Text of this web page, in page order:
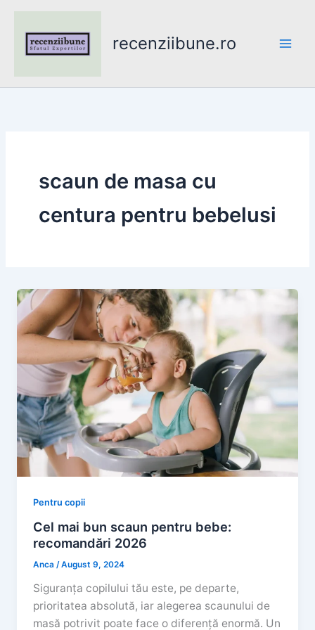
content
recenziibune.ro
scaun de masa cu
centura pentru bebelusi
Pentru copii
Cel mai bun scaun pentru bebe:
recomandări 2026
Anca/August 9, 2024
Siguranța copilului tău este, pe departe,
prioritatea absolută, iar alegerea scaunului de
masă potrivit poate face o diferență enormă. Un